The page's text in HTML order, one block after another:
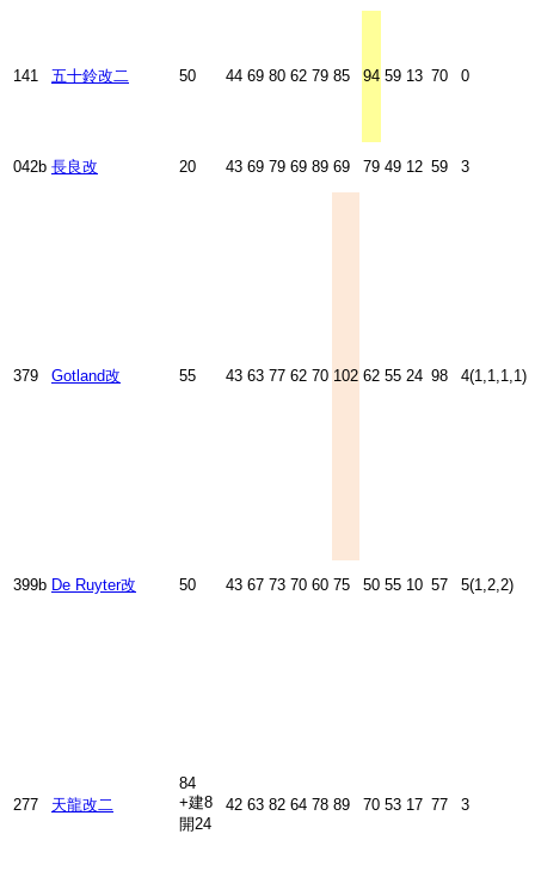
141 五十鈴改二 50 44 69 80 62 79 85 94 59 13 70 0
042b 長良改 20 43 69 79 69 89 69 79 49 12 59 3
379 Gotland改 55 43 63 77 62 70 102 62 55 24 98 4(1,1,1,1)
399b De Ruyter改 50 43 67 73 70 60 75 50 55 10 57 5(1,2,2)
277 天龍改二
84
+建8
開24
42 63 82 64 78 89 70 53 17 77 3